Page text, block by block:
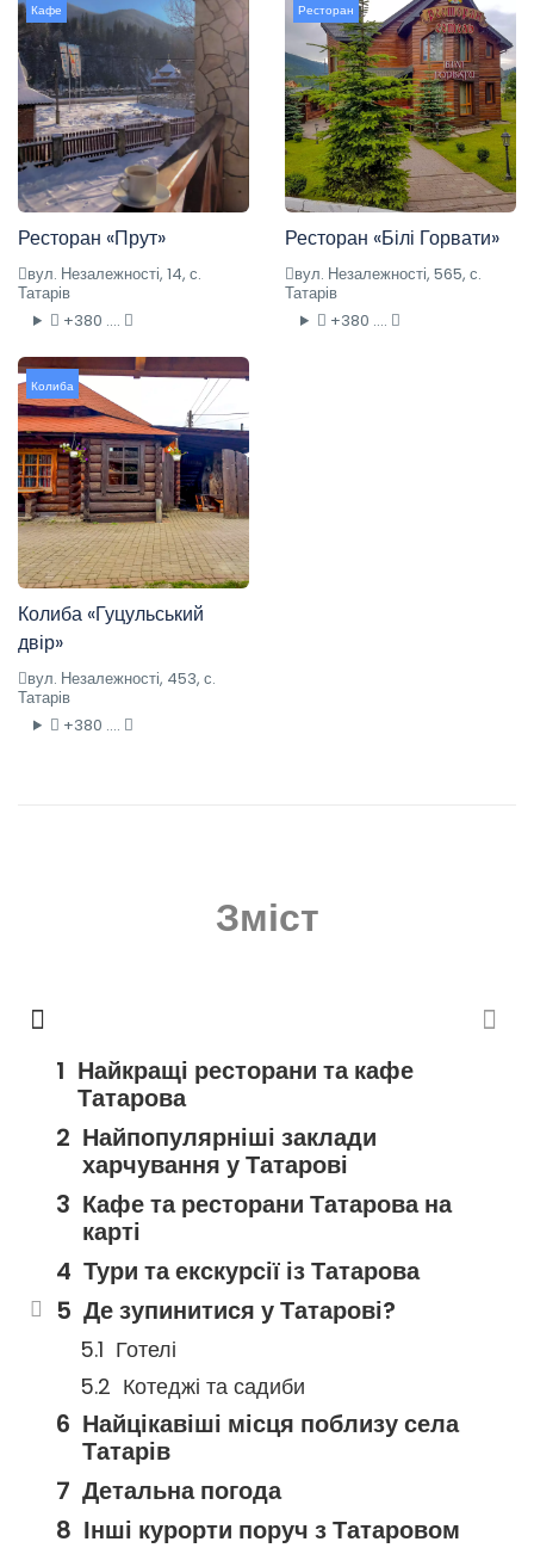
Кафе
Ресторан «Прут»
вул. Незалежності, 14, с.
Татарів
+380 ....
Ресторан
Ресторан «Білі Горвати»
вул. Незалежності, 565, с.
Татарів
+380 ....
Колиба
Колиба «Гуцульський
двір»
вул. Незалежності, 453, с.
Татарів
+380 ....
Зміст
Найкращі ресторани та кафе
Татарова
Найпопулярніші заклади
харчування у Татарові
Кафе та ресторани Татарова на
карті
Тури та екскурсії із Татарова
Де зупинитися у Татарові?
Готелі
Котеджі та садиби
Найцікавіші місця поблизу села
Татарів
Детальна погода
Інші курорти поруч з Татаровом